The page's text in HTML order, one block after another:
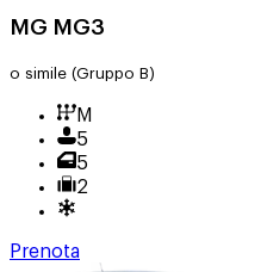
MG MG3
o simile (Gruppo B)
M
5
5
2
Prenota